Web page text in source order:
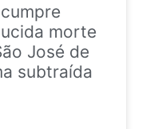
morte
José de
subtraída